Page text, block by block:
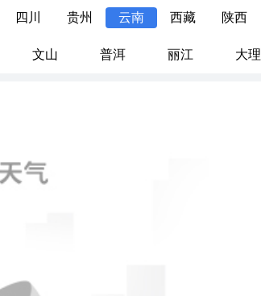
四川 贵州 云南 西藏 陕西
文山 普洱 丽江 大理